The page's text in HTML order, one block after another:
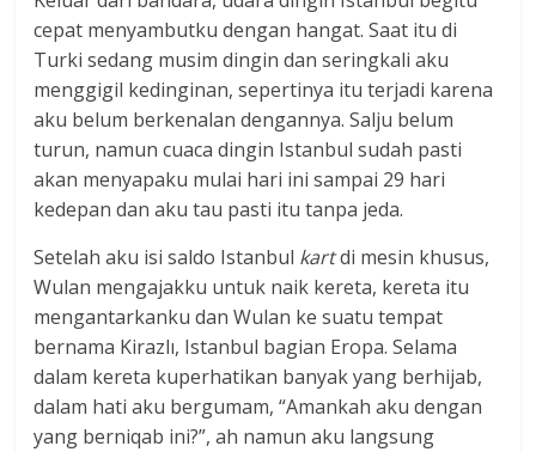
cepat menyambutku dengan hangat. Saat itu di
Turki sedang musim dingin dan seringkali aku
menggigil kedinginan, sepertinya itu terjadi karena
aku belum berkenalan dengannya. Salju belum
turun, namun cuaca dingin Istanbul sudah pasti
akan menyapaku mulai hari ini sampai 29 hari
kedepan dan aku tau pasti itu tanpa jeda.
Setelah aku isi saldo Istanbul kartdi mesin khusus,
Wulan mengajakku untuk naik kereta, kereta itu
mengantarkanku dan Wulan ke suatu tempat
bernama Kirazlı, Istanbul bagian Eropa. Selama
dalam kereta kuperhatikan banyak yang berhijab,
dalam hati aku bergumam, “Amankah aku dengan
yang berniqab ini?”, ah namun aku langsung